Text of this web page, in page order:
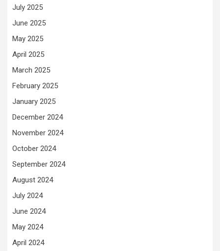
July 2025
June 2025
May 2025
April 2025
March 2025
February 2025
January 2025
December 2024
November 2024
October 2024
September 2024
August 2024
July 2024
June 2024
May 2024
April 2024